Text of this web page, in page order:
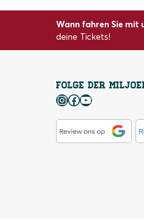
Wann fahren Sie mit
deine Tickets!
Folge der
Instagram
Facebook
YouTube